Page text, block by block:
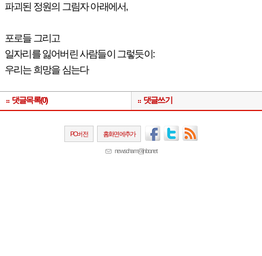
파괴된 정원의 그림자 아래에서,
포로들 그리고
일자리를 잃어버린 사람들이 그렇듯이:
우리는 희망을 심는다
댓글목록(0) 댓글쓰기
PC버전 홈화면에추가
newscham@jinbo.net